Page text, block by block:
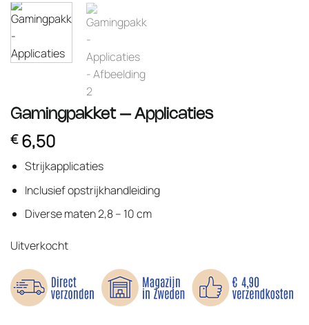
Gamingpakket – Applicaties
€6,50
Strijkapplicaties
Inclusief opstrijkhandleiding
Diverse maten 2,8 – 10 cm
Uitverkocht